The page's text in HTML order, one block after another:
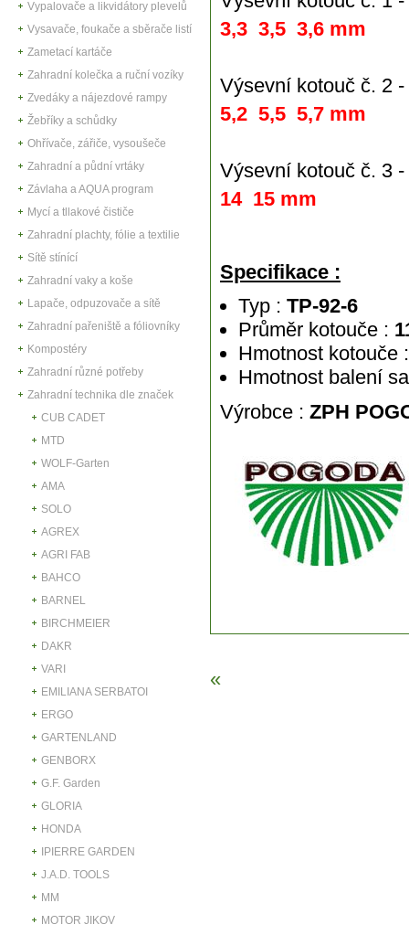
Vypalovače a likvidátory plevelů
Vysavače, foukače a sběrače listí
Zametací kartáče
Zahradní kolečka a ruční vozíky
Zvedáky a nájezdové rampy
Žebříky a schůdky
Ohřívače, zářiče, vysoušeče
Zahradní a půdní vrtáky
Závlaha a AQUA program
Mycí a tllakové čističe
Zahradní plachty, fólie a textilie
Sítě stínící
Zahradní vaky a koše
Lapače, odpuzovače a sítě
Zahradní pařeniště a fóliovníky
Kompostéry
Zahradní různé potřeby
Zahradní technika dle značek
CUB CADET
MTD
WOLF-Garten
AMA
SOLO
AGREX
AGRI FAB
BAHCO
BARNEL
BIRCHMEIER
DAKR
VARI
EMILIANA SERBATOI
ERGO
GARTENLAND
GENBORX
G.F. Garden
GLORIA
HONDA
IPIERRE GARDEN
J.A.D. TOOLS
MM
MOTOR JIKOV
3,3 3,5 3,6 mm
Výsevní kotouč č. 2
5,2 5,5 5,7 mm
Výsevní kotouč č. 3
14 15 mm
Specifikace :
Typ :TP-92-6
Průměr kotouče :
Hmotnost kotouče :
Hmotnost balení
Výrobce : ZPH
«